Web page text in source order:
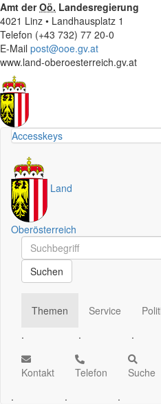
Amt derOö. Landesregierung
4021 Linz • Landhausplatz 1
Telefon (+43 732) 77 20-0
E-Mail post@ooe.gv.at
www.land-oberoesterreich.gv.at
Accesskeys
Land
Oberösterreich
Schnellsuche
Schnellsuche
Suchen
Themen
.
Service
.
.
Kontakt
.
Telefon
.
Suche
.